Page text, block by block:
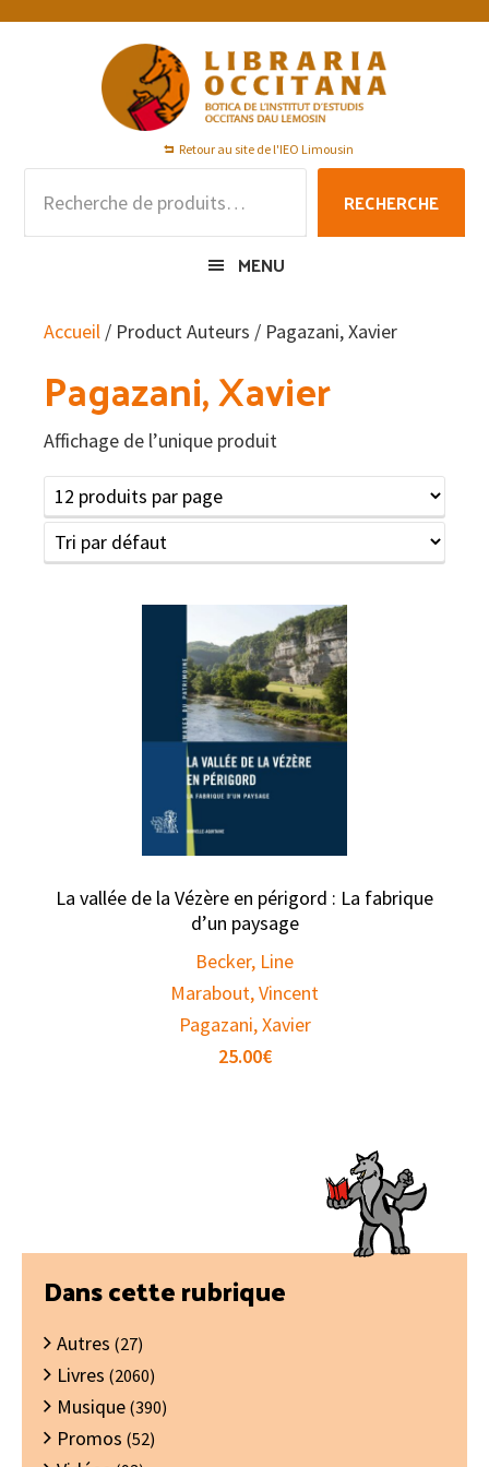
Passer
Passer
Passer
Retour au site de l'IEO Limousin
pour :
RECHERCHE
MENU
Accueil / Product Auteurs / Pagazani, Xavier
Pagazani, Xavier
Affichage de l’unique produit
La vallée de la Vézère en périgord : La fabrique
d’un paysage
Becker, Line
Marabout, Vincent
Pagazani, Xavier
25.00€
Barre
latérale
principale
Dans cette rubrique
Autres (27)
Livres (2060)
Musique (390)
Promos (52)